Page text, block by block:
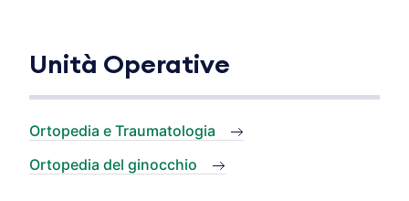
Unità Operative
Ortopedia e Traumatologia
Ortopedia del ginocchio